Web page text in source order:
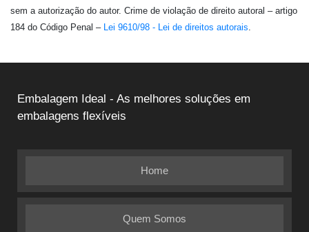
sem a autorização do autor. Crime de violação de direito autoral – artigo
184 do Código Penal – Lei 9610/98 - Lei de direitos autorais.
Embalagem Ideal - As melhores soluções em
embalagens flexíveis
Home
Quem Somos